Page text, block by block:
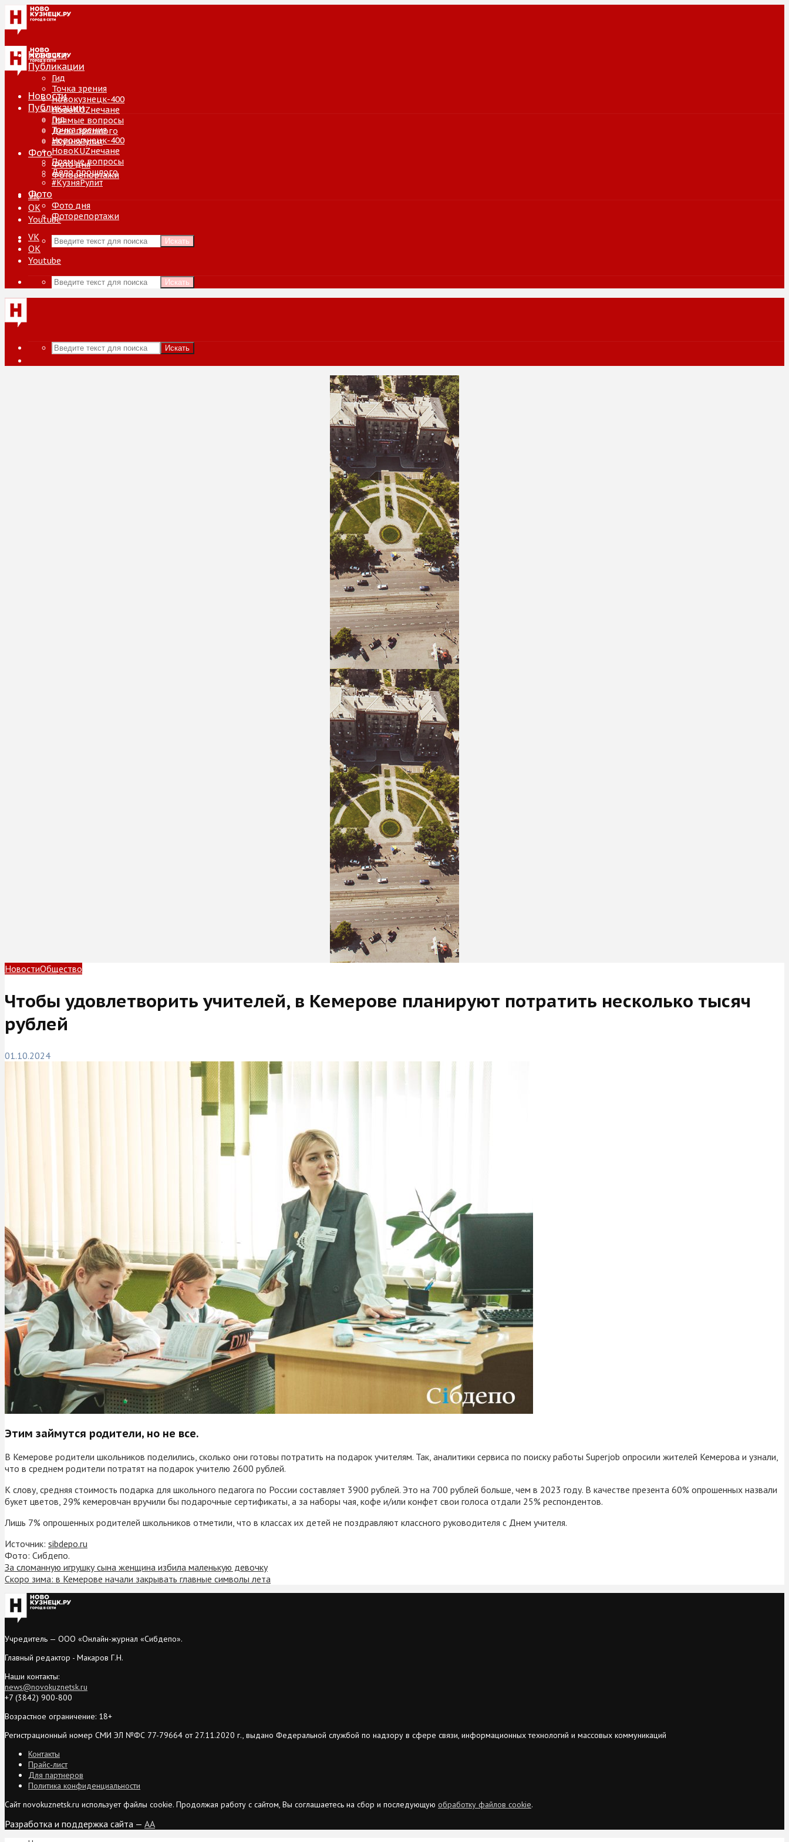
Новости
Публикации
Гид
Точка зрения
Новокузнецк-400
НовоKUZнечане
Прямые вопросы
Дело прошлого
#КузняРулит
Фото
Фото дня
Фоторепортажи
VK
ОК
Youtube
Искать
Новости
Публикации
Гид
Точка зрения
Новокузнецк-400
НовоKUZнечане
Прямые вопросы
Дело прошлого
#КузняРулит
Фото
Фото дня
Фоторепортажи
VK
ОК
Youtube
Искать
Искать
НовостиОбщество
Чтобы удовлетворить учителей, в Кемерове планируют потратить несколько тысяч
рублей
01.10.2024
Этим займутся родители, но не все.
В Кемерове родители школьников поделились, сколько они готовы потратить на подарок учителям. Так, аналитики сервиса по поиску работы Superjob опросили жителей Кемерова и узнали,
что в среднем родители потратят на подарок учителю 2600 рублей.
К слову, средняя стоимость подарка для школьного педагога по России составляет 3900 рублей. Это на 700 рублей больше, чем в 2023 году. В качестве презента 60% опрошенных назвали
букет цветов, 29% кемеровчан вручили бы подарочные сертификаты, а за наборы чая, кофе и/или конфет свои голоса отдали 25% респондентов.
Лишь 7% опрошенных родителей школьников отметили, что в классах их детей не поздравляют классного руководителя с Днем учителя.
Источник: sibdepo.ru
Фото: Сибдепо.
За сломанную игрушку сына женщина избила маленькую девочку
Скоро зима: в Кемерове начали закрывать главные символы лета
Учредитель — ООО «Онлайн-журнал «Сибдепо».
Главный редактор - Макаров Г.Н.
Наши контакты:
news@novokuznetsk.ru
+7 (3842) 900-800
Возрастное ограничение: 18+
Регистрационный номер СМИ ЭЛ №ФС 77-79664 от 27.11.2020 г., выдано Федеральной службой по надзору в сфере связи, информационных технологий и массовых коммуникаций
Контакты
Прайс-лист
Для партнеров
Политика конфиденциальности
Сайт novokuznetsk.ru использует файлы cookie. Продолжая работу с сайтом, Вы соглашаетесь на сбор и последующую обработку файлов cookie.
Разработка и поддержка сайта — AA